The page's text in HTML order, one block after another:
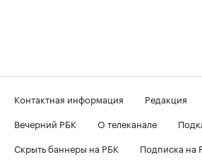
Контактная информация Редакция
Вечерний РБК
О телеканале
Скрыть баннеры на РБК
Подписка на